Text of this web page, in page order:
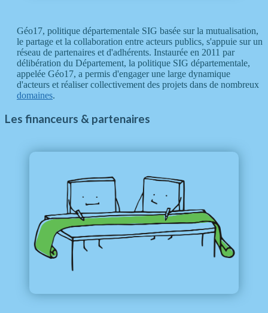
Géo17, politique départementale SIG basée sur la mutualisation,
le partage et la collaboration entre acteurs publics, s'appuie sur un
réseau de partenaires et d'adhérents. Instaurée en 2011 par
délibération du Département, la politique SIG départementale,
appelée Géo17, a permis d'engager une large dynamique
d'acteurs et réaliser collectivement des projets dans de nombreux
domaines.
Les financeurs & partenaires